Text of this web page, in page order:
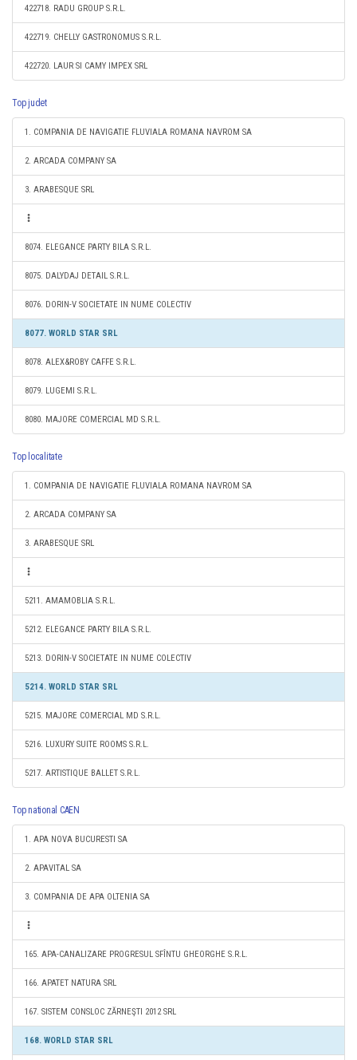
422718. RADU GROUP S.R.L.
422719. CHELLY GASTRONOMUS S.R.L.
422720. LAUR SI CAMY IMPEX SRL
Top judet
1. COMPANIA DE NAVIGATIE FLUVIALA ROMANA NAVROM SA
2. ARCADA COMPANY SA
3. ARABESQUE SRL
8074. ELEGANCE PARTY BILA S.R.L.
8075. DALYDAJ DETAIL S.R.L.
8076. DORIN-V SOCIETATE IN NUME COLECTIV
8077. WORLD STAR SRL
8078. ALEX&ROBY CAFFE S.R.L.
8079. LUGEMI S.R.L.
8080. MAJORE COMERCIAL MD S.R.L.
Top localitate
1. COMPANIA DE NAVIGATIE FLUVIALA ROMANA NAVROM SA
2. ARCADA COMPANY SA
3. ARABESQUE SRL
5211. AMAMOBLIA S.R.L.
5212. ELEGANCE PARTY BILA S.R.L.
5213. DORIN-V SOCIETATE IN NUME COLECTIV
5214. WORLD STAR SRL
5215. MAJORE COMERCIAL MD S.R.L.
5216. LUXURY SUITE ROOMS S.R.L.
5217. ARTISTIQUE BALLET S.R.L.
Top national CAEN
1. APA NOVA BUCURESTI SA
2. APAVITAL SA
3. COMPANIA DE APA OLTENIA SA
165. APA-CANALIZARE PROGRESUL SFÎNTU GHEORGHE S.R.L.
166. APATET NATURA SRL
167. SISTEM CONSLOC ZĂRNEŞTI 2012 SRL
168. WORLD STAR SRL